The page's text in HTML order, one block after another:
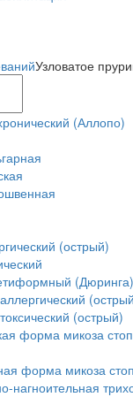
Узловатое
(Аллопо)
(острый)
(Дюринга)
(острый)
форма микоза стоп
форма микоза стоп
нагноительная